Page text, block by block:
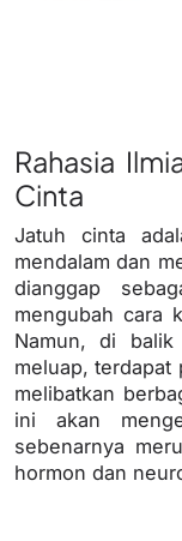
Rahasia
Cinta
Jatuh cinta
mendalam dan
dianggap
mengubah cara
Namun, di
meluap,
melibatkan
ini akan
sebenarnya
hormon dan